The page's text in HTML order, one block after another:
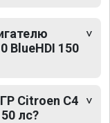
BlueHDI 150
Citroen C4
лс?